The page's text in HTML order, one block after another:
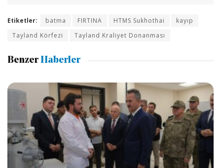
Etiketler: batma FIRTINA HTMS Sukhothai
kayıp
Tayland Körfezi
Tayland Kraliyet Donanması
Benzer Haberler